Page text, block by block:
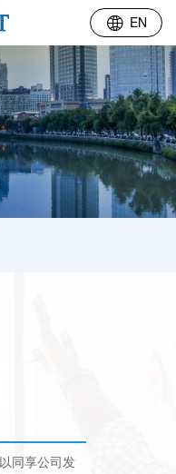
EN
同享公司发